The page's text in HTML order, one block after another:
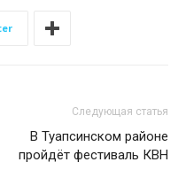
Следующая статья
В Туапсинском районе
пройдёт фестиваль КВН